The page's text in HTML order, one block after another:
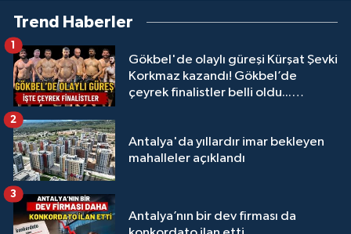
Trend Haberler
Gökbel'de olaylı güreşi Kürşat Şevki
Korkmaz kazandı! Gökbel’de
çeyrek finalistler belli oldu...
1
Antalya'da yıllardır imar bekleyen
mahalleler açıklandı
2
Antalya’nın bir dev firması da
3